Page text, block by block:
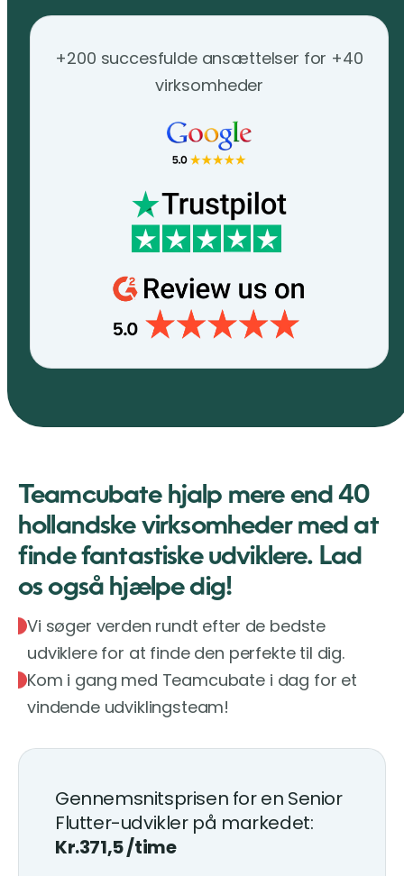
+200 succesfulde ansættelser for +40
virksomheder
Teamcubate hjalp mere end 40
hollandske virksomheder med at
finde fantastiske udviklere. Lad
os også hjælpe dig!
Vi søger verden rundt efter de bedste
udviklere for at finde den perfekte til dig.
Kom i gang med Teamcubate i dag for et
vindende udviklingsteam!
Gennemsnitsprisen for en Senior
Flutter-udvikler på markedet:
Kr.371,5 /time